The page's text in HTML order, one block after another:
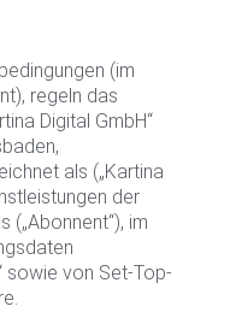
(im
regeln das
Digital GmbH“
als („Kartina
der
(„Abonnent“), im
sowie von Set-Top-